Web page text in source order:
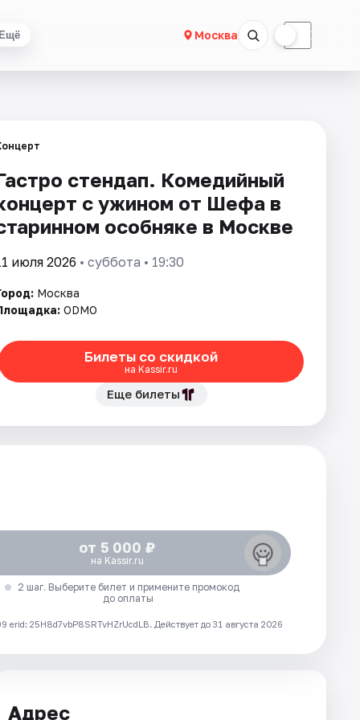
Москва ☾
стендап. Комедийный
с ужином от Шефа в
особняке в Москве
июля 2026 • суббота • 19:30
Москва
ODMO
Билеты со скидкой
на Kassir.ru
Еще билеты
от 5 000 ₽
на Kassir.ru
2 шаг. Выберите билет и примените промокод
до оплаты
25H8d7vbP8SRTvHZrUcdLB. Действует до 31 августа 2026
Адрес